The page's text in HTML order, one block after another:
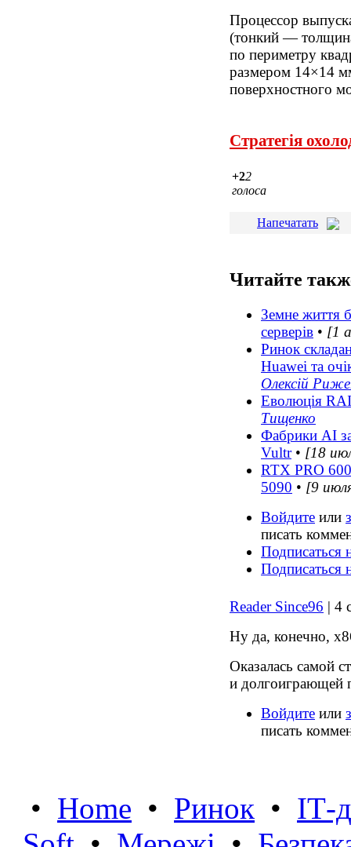
Процессор
(тонкий —
по периметру
размером 14×14
поверхностного
Стратегія
+22
голоса
Напечатать
Читайте
Земне життя
серверів • [1
Ринок
Huawei та
Олексій
Еволюція
Тищенко
Фабрики AI
Vultr• [18
RTX PRO
5090 • [9
Войдите или
писать
Подписаться
Подписаться
Reader Since96 | 4
Ну да, конечно,
Оказалась самой
и долгоиграющей
Войдите или
писать
• Home • Ринок • IТ-